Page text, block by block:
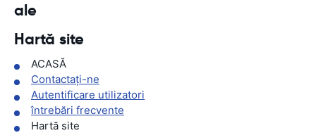
ale
Hartă site
ACASĂ
Contactaţi-ne
Autentificare utilizatori
întrebări frecvente
Hartă site